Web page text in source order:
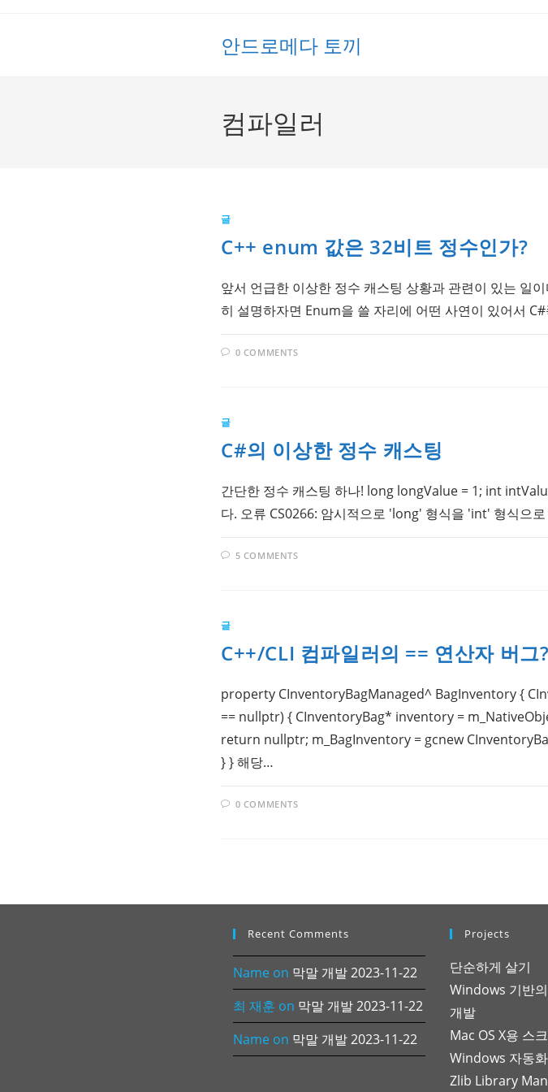
안드로메다 토끼
컴파일러
글
C++ enum 값은 32비트 정수인가?
앞서 언급한 이상한 정수 캐스팅 상황과 관련이 있는 일
히 설명하자면 Enum을 쓸 자리에 어떤 사연이 있어서
0 COMMENTS
글
C#의 이상한 정수 캐스팅
간단한 정수 캐스팅 하나! long longValue = 1; int
다. 오류 CS0266: 암시적으로 'long' 형식을 'int' 형식으
5 COMMENTS
글
C++/CLI 컴파일러의 == 연산자 버그?
property CInventoryBagManaged^ BagInventory {
== nullptr) { CInventoryBag* inventory =
return nullptr; m_BagInventory = gcnew
} } 해당…
0 COMMENTS
Recent Comments
Name on 막말 개발 2023-11-22
최 재훈 on 막말 개발 2023-11-22
Name on 막말 개발 2023-11-22
Projects
단순하게 살기
Windows 기반
개발
Mac OS X용 스
Windows 자동
Zlib Library